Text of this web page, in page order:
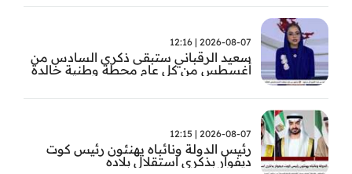
2026-08-07 | 12:16
سعيد الرقباني ستبقى ذكرى السادس من
أغسطس من كل عام محطة وطنية خالدة
الوالد المؤسس
2026-08-07 | 12:15
رئيس الدولة ونائباه يهنئون رئيس كوت
ديفوار بذكرى استقلال بلاده